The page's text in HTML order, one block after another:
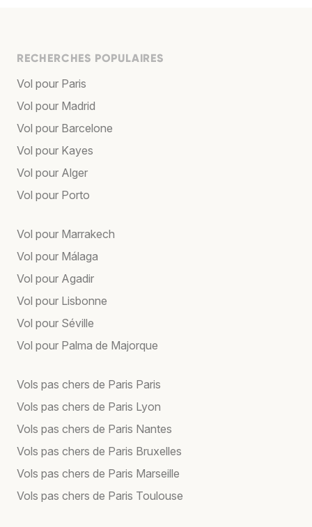
RECHERCHES POPULAIRES
Vol pour Paris
Vol pour Madrid
Vol pour Barcelone
Vol pour Kayes
Vol pour Alger
Vol pour Porto
Vol pour Marrakech
Vol pour Málaga
Vol pour Agadir
Vol pour Lisbonne
Vol pour Séville
Vol pour Palma de Majorque
Vols pas chers de Paris Paris
Vols pas chers de Paris Lyon
Vols pas chers de Paris Nantes
Vols pas chers de Paris Bruxelles
Vols pas chers de Paris Marseille
Vols pas chers de Paris Toulouse